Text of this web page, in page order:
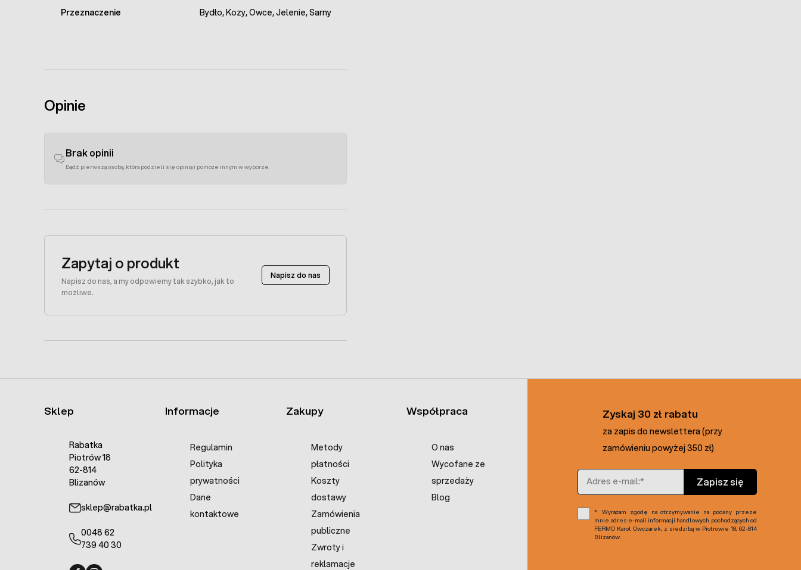
Przeznaczenie Bydło, Kozy, Owce, Jelenie, Sarny
Opinie
Brak opinii
Bądź pierwszą osobą, która podzieli się opinią i pomoże innym w wyborze.
Zapytaj o produkt
Napisz do nas, a my odpowiemy tak szybko, jak to
możliwe.
Napisz do nas
Sklep
Rabatka
Piotrów 18
62-814
Blizanów
sklep@rabatka.pl
0048 62
739 40 30
Informacje
Regulamin
Polityka
prywatności
Dane
kontaktowe
Zakupy
Metody
płatności
Koszty
dostawy
Zamówienia
publiczne
Zwroty i
reklamacje
Współpraca
O nas
Wycofane ze
sprzedaży
Blog
Zyskaj 30 zł rabatu
za zapis do newslettera (przy
zamówieniu powyżej 350 zł)
Adres e-mail
Zapisz się
Wyrażam zgodę na otrzymywanie na podany przeze
mnie adres e-mail informacji handlowych pochodzących od
FERMO Karol Owczarek, z siedzibą w Piotrowie 18, 62-814
Blizanów.